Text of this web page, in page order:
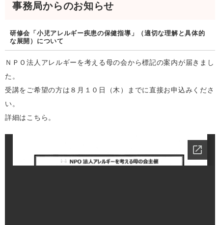
事務局からのお知らせ
研修会「小児アレルギー疾患の保健指導」（適切な理解と具体的
な展開）について
ＮＰＯ法人アレルギーを考える母の会から標記の案内が届きまし
た。
受講をご希望の方は８月１０日（木）までに直接お申込みくださ
い。
詳細はこちら。